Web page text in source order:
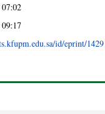
id/eprint/